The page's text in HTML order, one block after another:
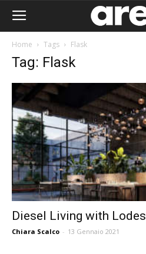
Home Tags Flask
Tag: Flask
Diesel Living with Lodes
Chiara Scalco - 13 Gennaio 2021